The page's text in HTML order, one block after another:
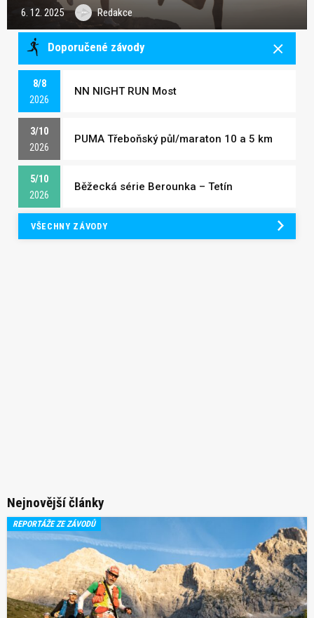
6. 12. 2025 Redakce
Doporučené závody
8/8
2026
NN NIGHT RUN Most
3/10
2026
PUMA Třeboňský půl/maraton 10 a 5 km
5/10
2026
Běžecká série Berounka – Tetín
VŠECHNY ZÁVODY
Nejnovější články
REPORTÁŽE ZE ZÁVODŮ